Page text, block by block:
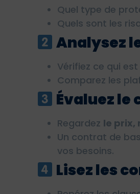
Quel type de
Quels sont les
Analysez
Vérifiez ce qui
Comparez les
Évaluez le
Regardez le prix,
Un contrat de
vos besoins.
Lisez les